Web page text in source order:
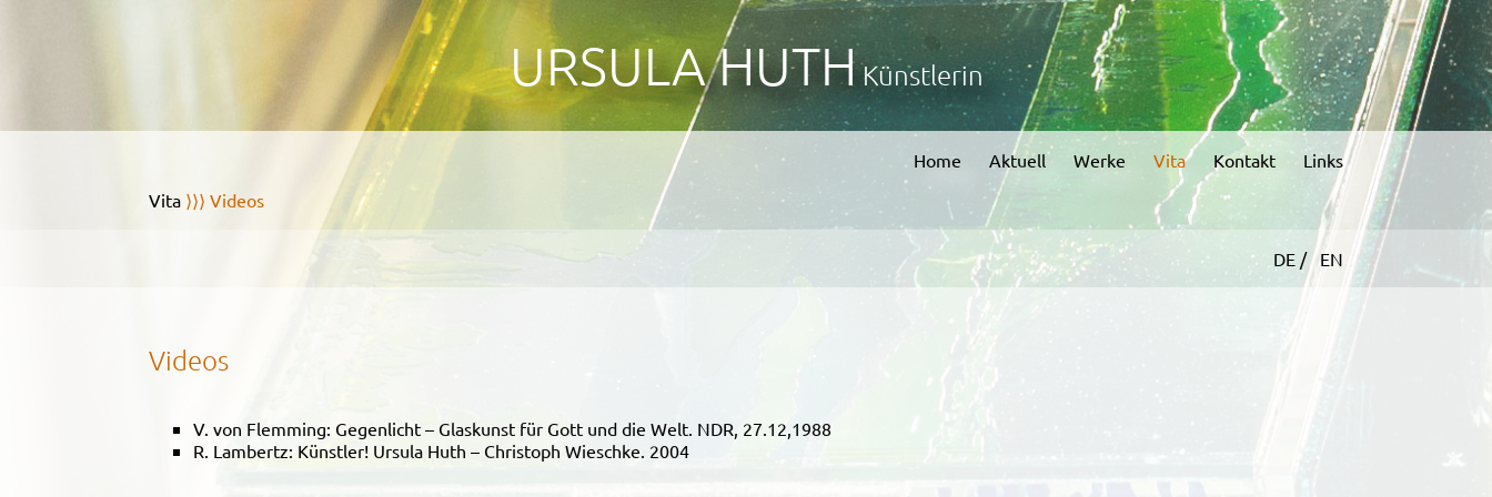
URSULA HUTHKünstlerin
Links
Kontakt
Vita
Werke
Aktuell
Home
Vita ⟩⟩⟩ Videos
DE / EN
Videos
V. von Flemming: Gegenlicht – Glaskunst für Gott und die Welt. NDR, 27.12,1988
R. Lambertz: Künstler! Ursula Huth – Christoph Wieschke. 2004